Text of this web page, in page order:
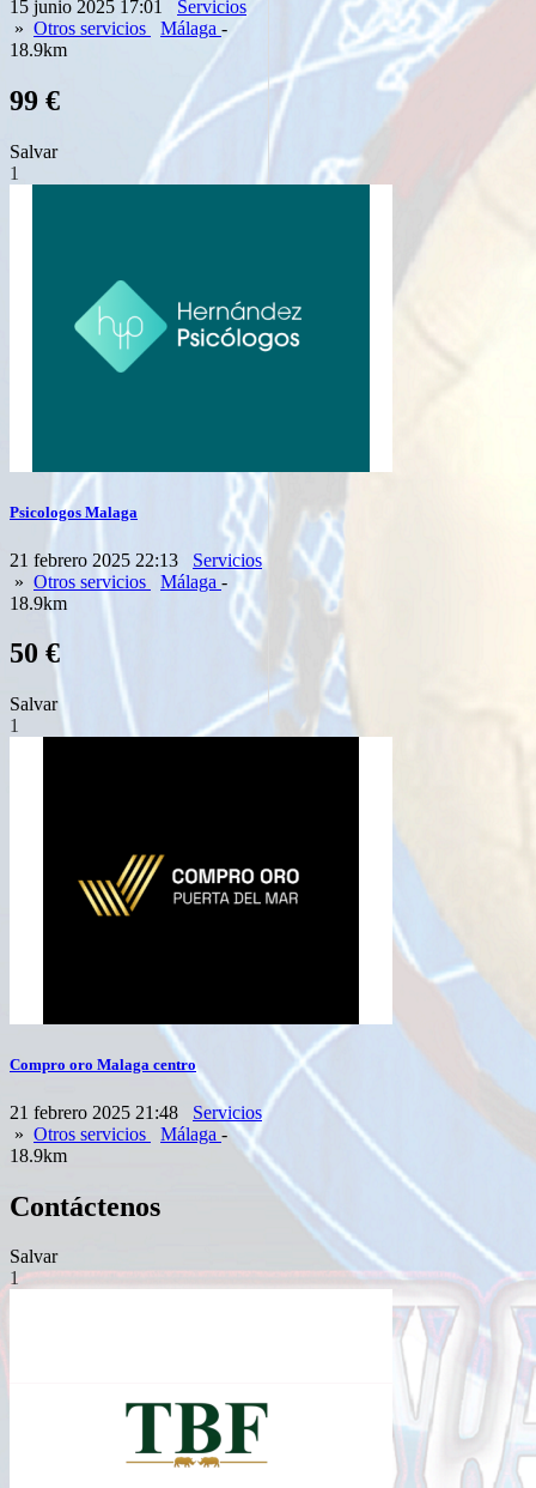
15 junio 2025 17:01
Servicios
» Otros servicios Málaga -
18.9km
99 €
Salvar
1
Psicologos Malaga
21 febrero 2025 22:13
Servicios
» Otros servicios Málaga -
18.9km
50 €
Salvar
1
Compro oro Malaga centro
21 febrero 2025 21:48
Servicios
» Otros servicios Málaga -
18.9km
Contáctenos
Salvar
1